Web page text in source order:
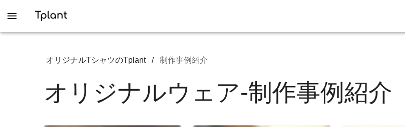
オリジナルTシャツのTplant / 制作事例紹介
オリジナルウェア-制作事例紹介